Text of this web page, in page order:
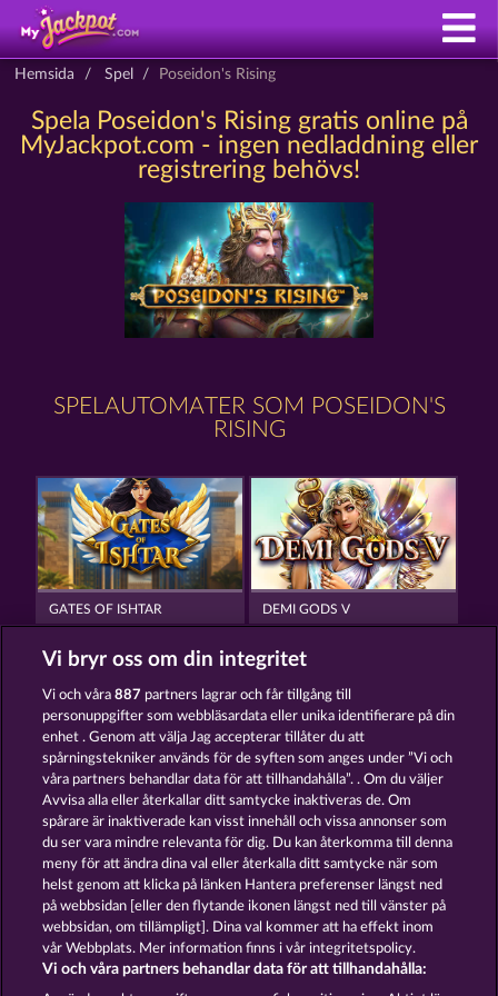
Hemsida Spel Poseidon's Rising
Spela Poseidon's Rising gratis online på
MyJackpot.com - ingen nedladdning eller
registrering behövs!
SPELAUTOMATER SOM POSEIDON'S
RISING
GATES OF ISHTAR DEMI GODS V
AURA OF JUPITER
Användarvillkor Sekretesspolicy Avtryck
Om Företaget FAQ Ordlista
Partnerprogram Facebook
Vi bryr oss om din integritet
Vi och våra887 partners lagrar och får tillgång till
personuppgifter som webbläsardata eller unika identifierare på din
enhet . Genom att välja Jag accepterar tillåter du att
spårningstekniker används för de syften som anges under ”Vi och
våra partners behandlar data för att tillhandahålla”. . Om du väljer
Avvisa alla eller återkallar ditt samtycke inaktiveras de. Om
spårare är inaktiverade kan visst innehåll och vissa annonser som
du ser vara mindre relevanta för dig. Du kan återkomma till denna
meny för att ändra dina val eller återkalla ditt samtycke när som
helst genom att klicka på länken Hantera preferenser längst ned
på webbsidan [eller den flytande ikonen längst ned till vänster på
webbsidan, om tillämpligt]. Dina val kommer att ha effekt inom
vår Webbplats. Mer information finns i vår integritetspolicy.
Vi och våra partners behandlar data för att tillhandahålla: